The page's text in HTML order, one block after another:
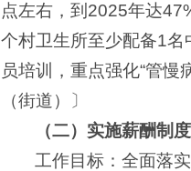
点左右，到2025年达
个村卫生所至少配备1
员培训，重点强化“管
（街道）〕
（二）实施薪酬制
工作目标：全面落